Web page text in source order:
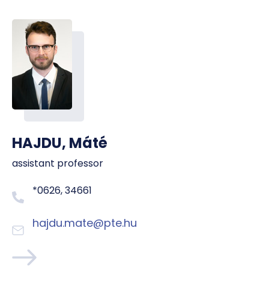
HAJDU, Máté
assistant professor
*0626, 34661
hajdu.mate@pte.hu